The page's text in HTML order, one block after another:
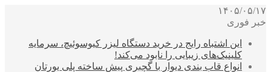
۱۴۰۵/۰۵/۱۷
خبر فوری
این اشتباه رایج در خرید دستگاه لیزر کیوسوئیچ، سرمایه
کلینیک‌های زیبایی را نابود می‌کند!
انواع قاب بندی دیوار با گچبری پیش ساخته پلی یورتان